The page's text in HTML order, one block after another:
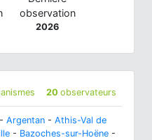
observation
2026
20 observateurs
- Argentan - Athis-Val de
- Bazoches-sur-Hoëne -